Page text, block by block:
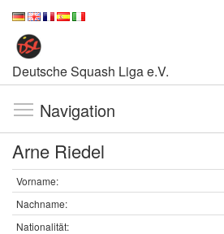
Deutsche Squash Liga e.V.
Navigation
Arne Riedel
Vorname:
Nachname:
Nationalität: